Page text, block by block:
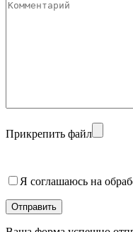
Прикрепить файл
Я соглашаюсь на
Отправить